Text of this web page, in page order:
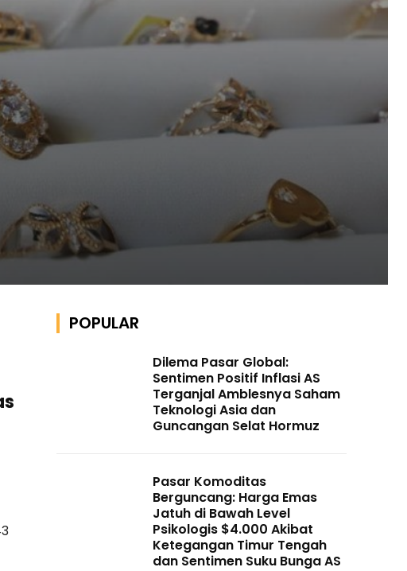
POPULAR
Dilema Pasar Global:
Sentimen Positif Inflasi AS
Terganjal Amblesnya Saham
Teknologi Asia dan
Guncangan Selat Hormuz
Pasar Komoditas
Berguncang: Harga Emas
Jatuh di Bawah Level
Psikologis $4.000 Akibat
Ketegangan Timur Tengah
dan Sentimen Suku Bunga AS